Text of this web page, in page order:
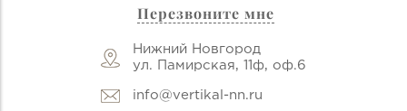
Перезвоните мне
Нижний Новгород
ул. Памирская, 11ф, оф.6
info@vertikal-nn.ru